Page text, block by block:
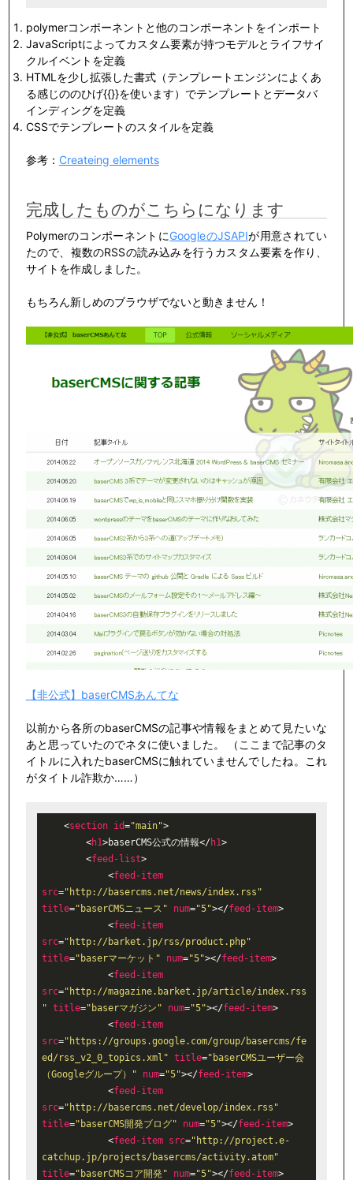
polymerコンポーネントと他のコンポーネントをインポート
JavaScriptによってカスタム要素が持つモデルとライフサイ
クルイベントを定義
HTMLを少し拡張した書式（テンプレートエンジンによくあ
る感じののひげ{{}}を使います）でテンプレートとデータバ
インディングを定義
CSSでテンプレートのスタイルを定義
参考： Createing elements
完成したものがこちらになります
PolymerのコンポーネントにGoogleのJSAPIが用意されてい
たので、複数のRSSの読み込みを行うカスタム要素を作り、
サイトを作成しました。
もちろん新しめのブラウザでないと動きません！
【非公式】baserCMSあんてな
以前から各所のbaserCMSの記事や情報をまとめて見たいな
あと思っていたのでネタに使いました。 （ここまで記事のタ
イトルに入れたbaserCMSに触れていませんでしたね。これ
がタイトル詐欺か……）
<section id="main">
<h1>baserCMS公式の情報</h1>
<feed-list>
<feed-item
src="http://basercms.net/news/index.rss"
title="baserCMSニュース" num="5"></feed-item>
<feed-item
src="http://barket.jp/rss/product.php"
title="baserマーケット" num="5"></feed-item>
<feed-item
src="http://magazine.barket.jp/article/index.rss
" title="baserマガジン" num="5"></feed-item>
<feed-item
src="https://groups.google.com/group/basercms/fe
ed/rss_v2_0_topics.xml" title="baserCMSユーザー会
（Googleグループ）"
num="5"></feed-item>
<feed-item
src="http://basercms.net/develop/index.rss"
title="baserCMS開発ブログ" num="5"></feed-item>
<feed-item src="http://project.e-
catchup.jp/projects/basercms/activity.atom"
title="baserCMSコア開発" num="5"></feed-item>